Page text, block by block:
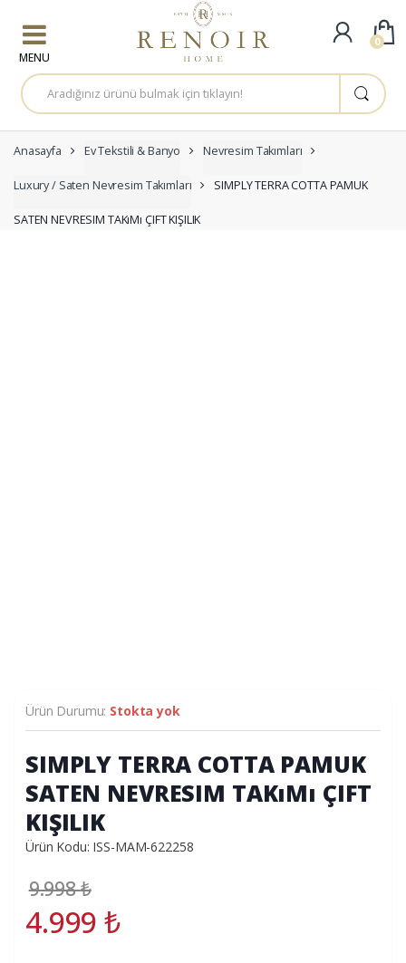
A
r
a
a
:
Anasayfa Ev Tekstili & Banyo Nevresim Takımları
Luxury / Saten Nevresim Takımları SIMPLY TERRA COTTA PAMUK
SATEN NEVRESIM TAKıMı ÇIFT KIŞILIK
Ürün Durumu: Stokta yok
SIMPLY TERRA COTTA PAMUK
SATEN NEVRESIM TAKıMı ÇIFT
KIŞILIK
Ürün Kodu: ISS-MAM-622258
9.998₺
4.999₺
0